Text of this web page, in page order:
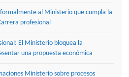
formalmente al Ministerio que cumpla la
profesional
El Ministerio bloquea la
una propuesta económica
Ministerio sobre procesos